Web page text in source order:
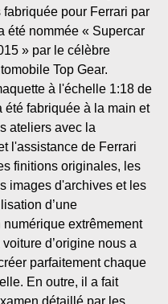
fabriquée pour Ferrari par
été nommée « Supercar
» par le célèbre
Top Gear.
à l'échelle 1:18 de
été fabriquée à la main et
ateliers avec la
l'assistance de Ferrari
finitions originales, les
images d'archives et les
d’une
numérique extrêmement
d’origine nous a
parfaitement chaque
En outre, il a fait
détaillé par les